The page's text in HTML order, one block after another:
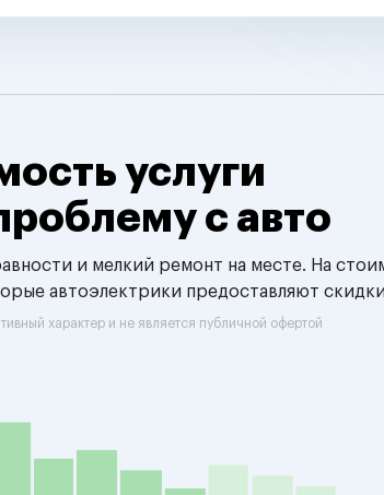
услуги
с авто
и мелкий ремонт на месте. На
автоэлектрики предоставляют
характер и не является публичной офертой